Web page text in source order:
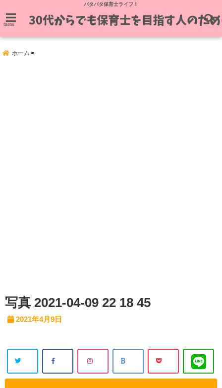
バタバタ保育士ライフ！
menu
ホーム
写真 2021-04-09 22 18 45
2021年4月9日